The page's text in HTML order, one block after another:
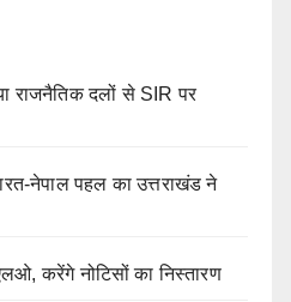
राजनैतिक दलों से SIR पर
नेपाल पहल का उत्तराखंड ने
करेंगे नोटिसों का निस्तारण